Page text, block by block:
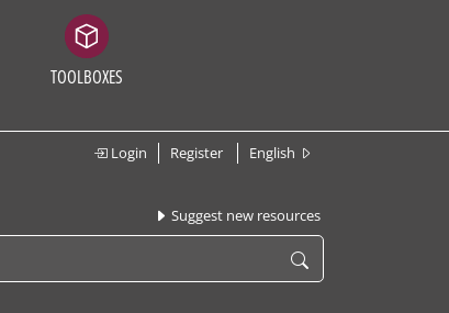
TOOLBOXES
Login Register English
Suggest new resources